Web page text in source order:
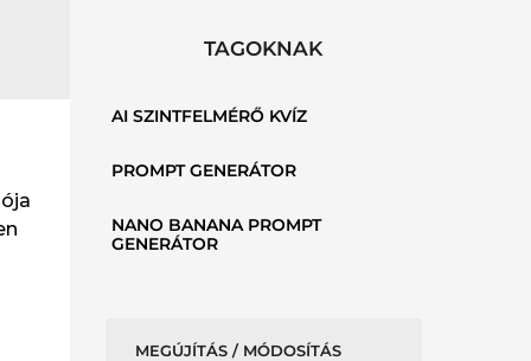
TAGOKNAK
AI SZINTFELMÉRŐ KVÍZ
PROMPT GENERÁTOR
NANO BANANA PROMPT
GENERÁTOR
MEGÚJÍTÁS / MÓDOSÍTÁS